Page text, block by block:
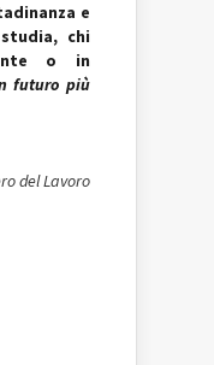
e
chi
o in
futuro più
del Lavoro